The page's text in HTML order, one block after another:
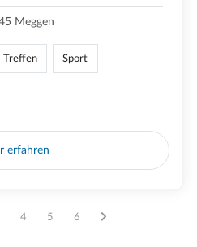
Meggen
Treffen Sport
erfahren
page
sur la page
êtes sur la page
Vous êtes sur la page
4 Vous êtes sur la page
5 Vous êtes sur la page
6